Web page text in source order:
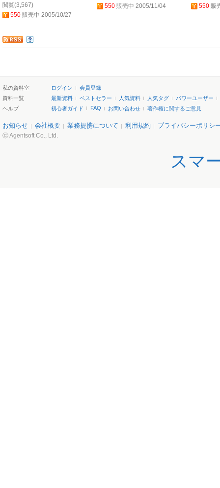
閲覧(3,567)
550 販売中 2005/10/27
550 販売中 2005/11/04
550 販
私の資料室 ログイン
会員登録
資料一覧
最新資料 ベストセラー 人気資料 人気タグ
パワーユーザー
ヘルプ
初心者ガイド FAQ お問い合わせ 著作権に関するご意見
お知らせ 会社概要 業務提携について 利用規約 プライバシーポリシ
ⓒ Agentsoft Co., Ltd.
スマ